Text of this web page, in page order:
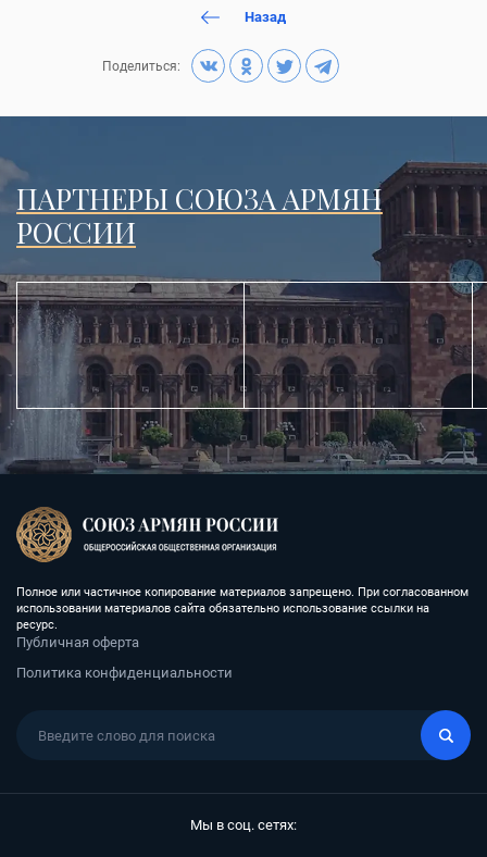
Назад
Поделиться:
ПАРТНЕРЫ СОЮЗА АРМЯН
РОССИИ
Полное или частичное копирование материалов запрещено. При согласованном
использовании материалов сайта обязательно использование ссылки на
ресурс.
Публичная оферта
Политика конфиденциальности
Мы в соц. сетях: